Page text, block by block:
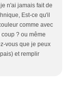
n'ai jamais fait de
Est-ce qu'il
comme avec
? ou même
vous que je peux
et remplir